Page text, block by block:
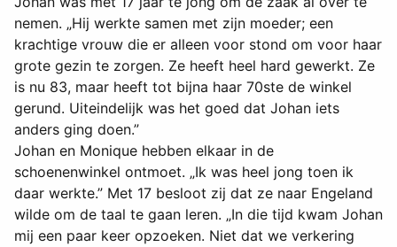
nemen. „Hij werkte samen met zijn moeder; een
krachtige vrouw die er alleen voor stond om voor haar
grote gezin te zorgen. Ze heeft heel hard gewerkt. Ze
is nu 83, maar heeft tot bijna haar 70ste de winkel
gerund. Uiteindelijk was het goed dat Johan iets
anders ging doen.”
Johan en Monique hebben elkaar in de
schoenenwinkel ontmoet. „Ik was heel jong toen ik
daar werkte.” Met 17 besloot zij dat ze naar Engeland
wilde om de taal te gaan leren. „In die tijd kwam Johan
mij een paar keer opzoeken. Niet dat we verkering